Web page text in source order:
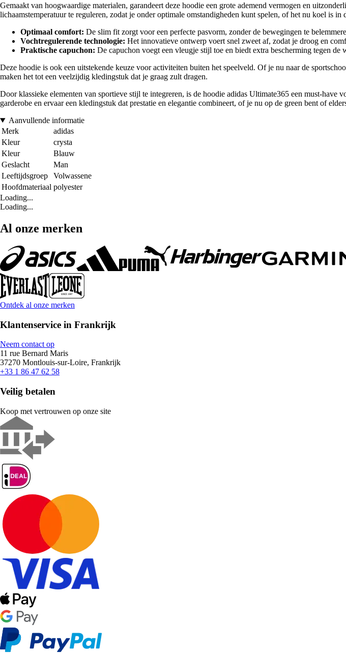
Gemaakt van hoogwaardige materialen, garandeert deze hoodie een grote ademend vermogen en
lichaamstemperatuur te reguleren, zodat je onder optimale omstandigheden kunt spelen, of het nu koel is
Optimaal comfort: De slim fit zorgt voor een perfecte pasvorm, zonder de bewegingen te
Vochtregulerende technologie: Het innovatieve ontwerp voert snel zweet af, zodat je droog en
Praktische capuchon: De capuchon voegt een vleugje stijl toe en biedt extra bescherming tegen de
Deze hoodie is ook een uitstekende keuze voor activiteiten buiten het speelveld. Of je nu naar de
maken het tot een veelzijdig kledingstuk dat je graag zult dragen.
Door klassieke elementen van sportieve stijl te integreren, is de hoodie adidas Ultimate365 een must-
garderobe en ervaar een kledingstuk dat prestatie en elegantie combineert, of je nu op de green bent of
Aanvullende informatie
Merk
adidas
Kleur
crysta
Kleur
Blauw
Geslacht
Man
Leeftijdsgroep
Volwassene
Hoofdmateriaal polyester
Loading...
Loading...
Al onze merken
Ontdek al onze merken
Klantenservice in Frankrijk
Neem contact op
11 rue Bernard Maris
37270 Montlouis-sur-Loire, Frankrijk
+33 1 86 47 62 58
Veilig betalen
Koop met vertrouwen op onze site